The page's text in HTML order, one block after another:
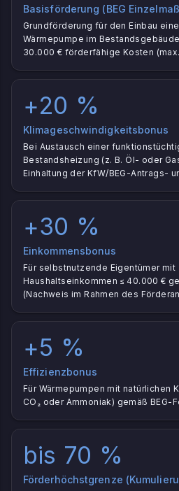
Basisförderung (BEG
Grundförderung für den Einbau
Wärmepumpe im
30.000 € förderfähige Kosten
+20 %
Klimageschwindigkeitsbonus
Bei Austausch einer
Bestandsheizung (z. B. Öl- oder
Einhaltung der KfW/BEG-Antrags-
+30 %
Einkommensbonus
Für selbstnutzende Eigentümer
Haushaltseinkommen ≤ 40.000 €
(Nachweis im Rahmen des
+5 %
Effizienzbonus
Für Wärmepumpen mit natürlichen
CO₂ oder Ammoniak) gemäß BEG-
bis 70 %
Förderhöchstgrenze